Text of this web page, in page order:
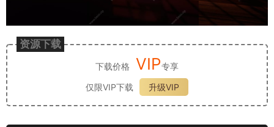
资源下载
下载价格 VIP专享
仅限VIP下载
升级VIP